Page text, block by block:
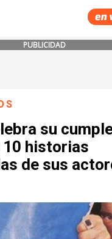
PUBLICIDAD
su
historias
de sus